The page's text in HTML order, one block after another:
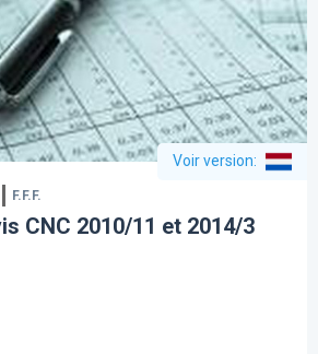
Voir version:
F.F.F.
CNC 2010/11 et 2014/3